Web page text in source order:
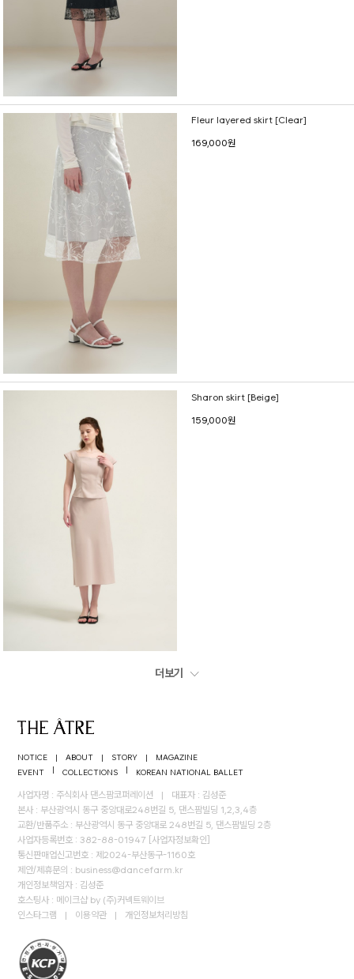
Fleur layered skirt [Clear]
169,000원
Sharon skirt [Beige]
159,000원
더보기
NOTICE | ABOUT | STORY |
MAGAZINE
EVENT
| COLLECTIONS | KOREAN NATIONAL BALLET
사업자명 : 주식회사 댄스팜코퍼레이션 |
대표자 : 김성준
본사 : 부산광역시 동구 중앙대로248번길 5, 댄스팜빌딩 1,2,3,4층
교환/반품주소 : 부산광역시 동구 중앙대로 248번길 5, 댄스팜빌딩 2층
사업자등록번호 : 382-88-01947 [사업자정보확인]
통신판매업신고번호 : 제2024-부산동구-1160호
제안/제휴문의 : business@dancefarm.kr
개인정보책임자 : 김성준
호스팅사 : 메이크샵 by (주)커넥트웨이브
인스타그램
| 이용약관 | 개인정보처리방침